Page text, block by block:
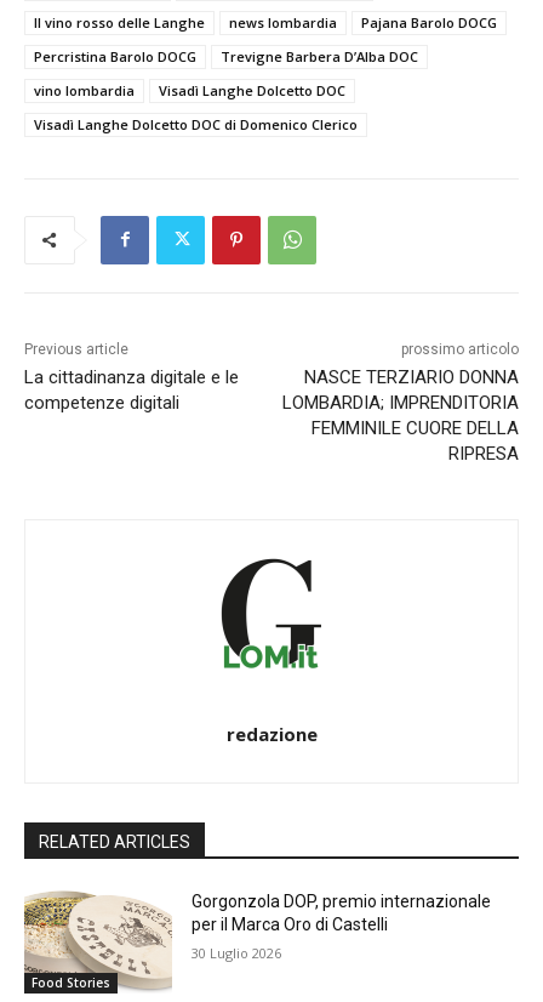
Il vino rosso delle Langhe
news lombardia
Pajana Barolo DOCG
Percristina Barolo DOCG
Trevigne Barbera D’Alba DOC
vino lombardia
Visadì Langhe Dolcetto DOC
Visadì Langhe Dolcetto DOC di Domenico Clerico
Previous article
La cittadinanza digitale e le
competenze digitali
prossimo articolo
NASCE TERZIARIO DONNA
LOMBARDIA; IMPRENDITORIA
FEMMINILE CUORE DELLA
RIPRESA
redazione
RELATED ARTICLES
Food Stories
Gorgonzola DOP, premio internazionale
per il Marca Oro di Castelli
30 Luglio 2026